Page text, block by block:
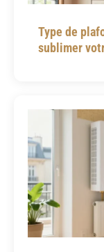
Type de
sublimer